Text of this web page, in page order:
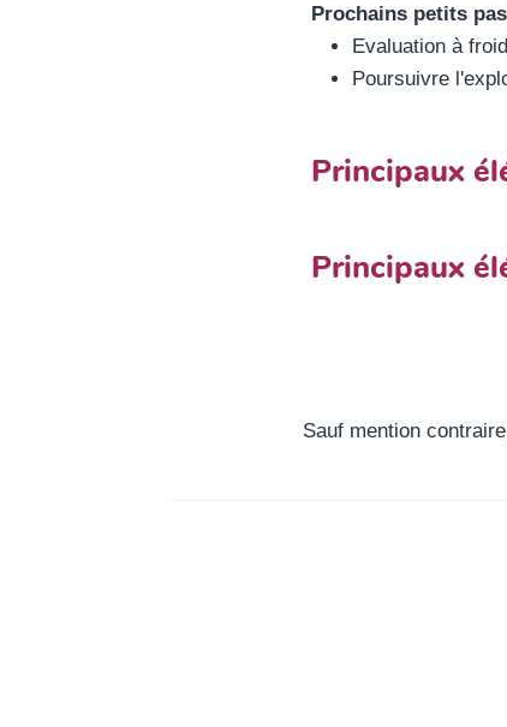
Prochains petits pas
Evaluation à
Poursuivre
Principaux
Principaux
Sauf mention